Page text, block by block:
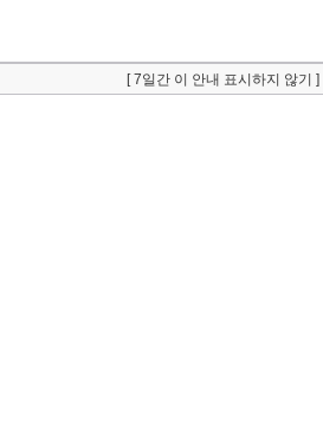
[ 7일간 이 안내 표시하지 않기 ]